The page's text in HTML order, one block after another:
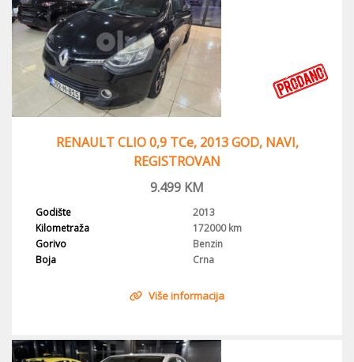
RENAULT CLIO 0,9 TCe, 2013 GOD, NAVI,
REGISTROVAN
9.499 KM
Godište
2013
Kilometraža
172000 km
Gorivo
Benzin
Boja
Crna
Više informacija